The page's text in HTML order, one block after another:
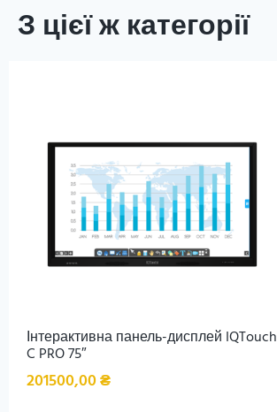
З цієї ж категорії
Інтерактивна панель-дисплей IQTouch
C PRO 75″
201500,00₴